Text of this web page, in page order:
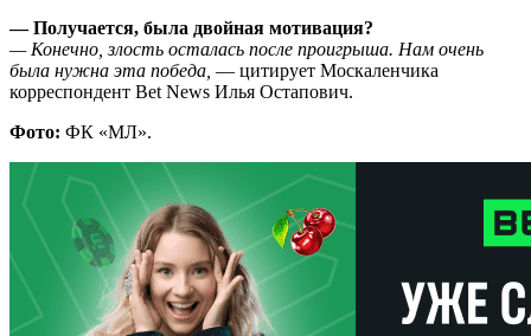
— Получается, была двойная мотивация?
— Конечно, злость осталась после проигрыша. Нам очень
была нужна эта победа, — цитирует Москаленчика
корреспондент Bet News Илья Остапович.
Фото: ФК «МЛ».